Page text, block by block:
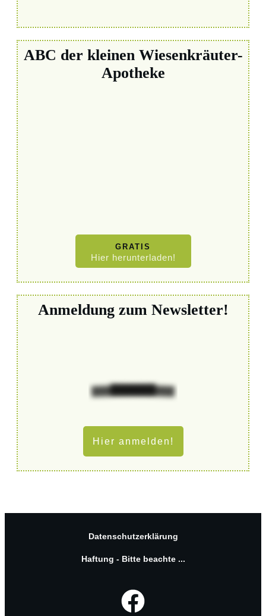
ABC der kleinen Wiesenkräuter-
Apotheke
GRATIS
Hier herunterladen!
Anmeldung zum Newsletter!
Hier anmelden!
Datenschutzerklärung
Haftung - Bitte beachte ...